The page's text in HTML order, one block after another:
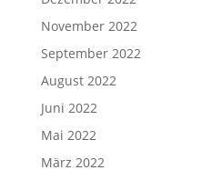
November 2022
September 2022
August 2022
Juni 2022
Mai 2022
März 2022